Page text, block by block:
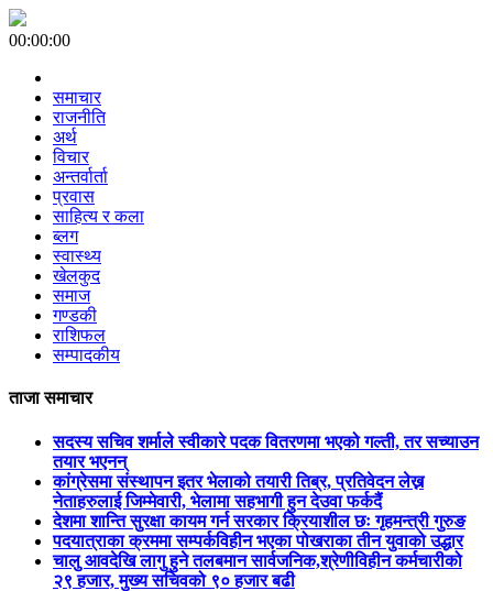
00:00:00
समाचार
राजनीति
अर्थ
विचार
अन्तर्वार्ता
प्रवास
साहित्य र कला
ब्लग
स्वास्थ्य
खेलकुद
समाज
गण्डकी
राशिफल
सम्पादकीय
ताजा समाचार
सदस्य सचिव शर्माले स्वीकारे पदक वितरणमा भएको गल्ती, तर सच्याउन
तयार भएनन्
कांग्रेसमा संस्थापन इतर भेलाको तयारी तिब्र, प्रतिवेदन लेख्न
नेताहरुलाई जिम्मेवारी, भेलामा सहभागी हुन देउवा फर्कदैं
देशमा शान्ति सुरक्षा कायम गर्न सरकार क्रियाशील छः गृहमन्त्री गुरुङ
पदयात्राका क्रममा सम्पर्कविहीन भएका पोखराका तीन युवाको उद्धार
चालु आवदेखि लागु हुने तलबमान सार्वजनिक,श्रेणीविहीन कर्मचारीको
२९ हजार, मुख्य सचिवको ९० हजार बढी